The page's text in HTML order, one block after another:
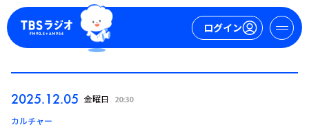
ログイン
2025.12.05 金曜日 20:30
カルチャー